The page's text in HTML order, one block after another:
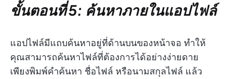
ขั้นตอนที่ 5: ค้นหาภายในแอปไฟล์
แอปไฟล์มีแถบค้นหาอยู่ที่ด้านบนของหน้าจอ ทำให้
คุณสามารถค้นหาไฟล์ที่ต้องการได้อย่างง่ายดาย
เพียงพิมพ์คำค้นหา ชื่อไฟล์ หรือนามสกุลไฟล์ แล้ว